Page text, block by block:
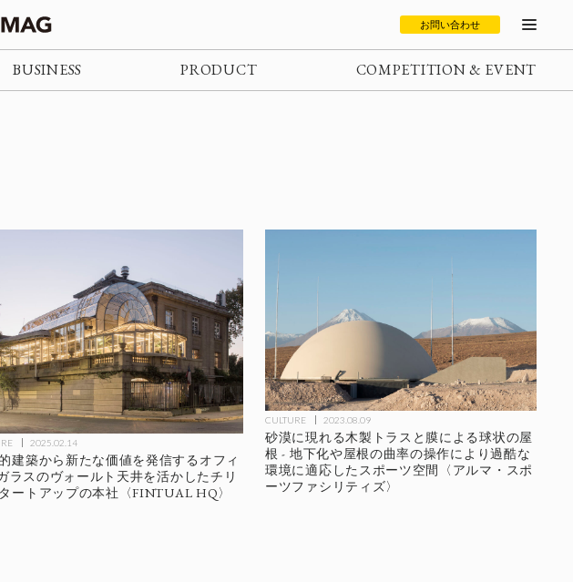
お問い合わせ
BUSINESS PRODUCT COMPETITION & EVENT
2025.02.14
建築から新たな価値を発信するオフィ
ラスのヴォールト天井を活かしたチリ
ートアップの本社〈FINTUAL HQ〉
CULTURE 2023.08.09
砂漠に現れる木製トラスと膜による球状の屋
根 - 地下化や屋根の曲率の操作により過酷な
環境に適応したスポーツ空間〈アルマ・スポ
ーツファシリティズ〉